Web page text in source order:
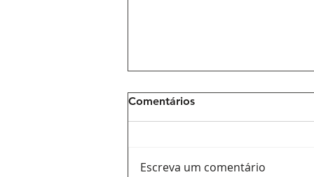
Comentários
Escreva um comentário